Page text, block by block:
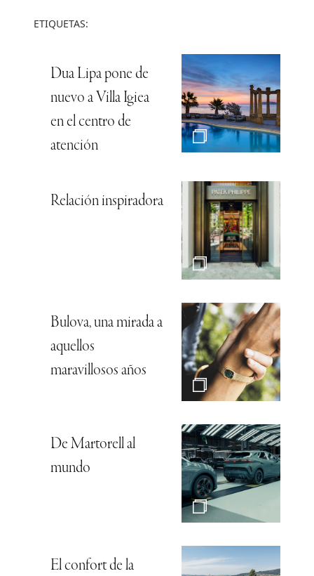
ETIQUETAS:
Dua Lipa pone de
nuevo a Villa Igiea
en el centro de
atención
Relación inspiradora
Bulova, una mirada a
aquellos
maravillosos años
De Martorell al
mundo
El confort de la